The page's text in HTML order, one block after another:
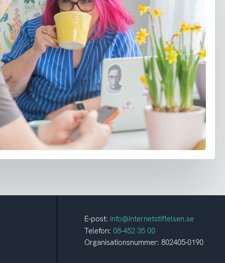
E-post: info@internetstiftelsen.se
Telefon: 08-452 35 00
Organisationsnummer: 802405-0190